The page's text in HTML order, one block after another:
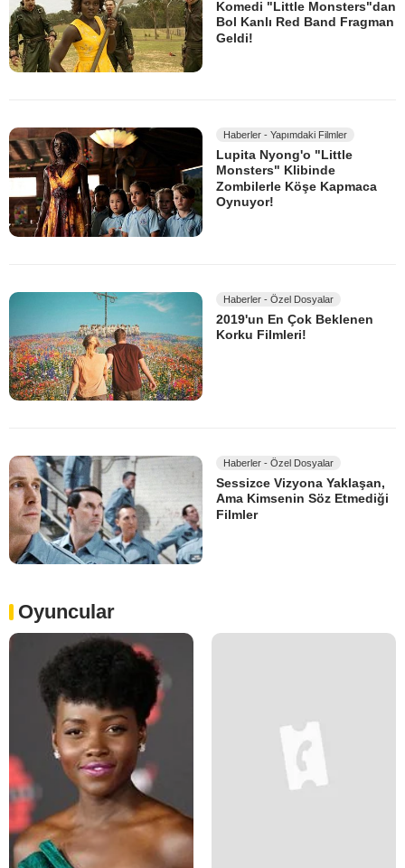
Komedi "Little Monsters"dan
Bol Kanlı Red Band Fragman
Geldi!
Haberler - Yapımdaki Filmler
Lupita Nyong'o "Little
Monsters" Klibinde
Zombilerle Köşe Kapmaca
Oynuyor!
Haberler - Özel Dosyalar
2019'un En Çok Beklenen
Korku Filmleri!
Haberler - Özel Dosyalar
Sessizce Vizyona Yaklaşan,
Ama Kimsenin Söz Etmediği
Filmler
Oyuncular